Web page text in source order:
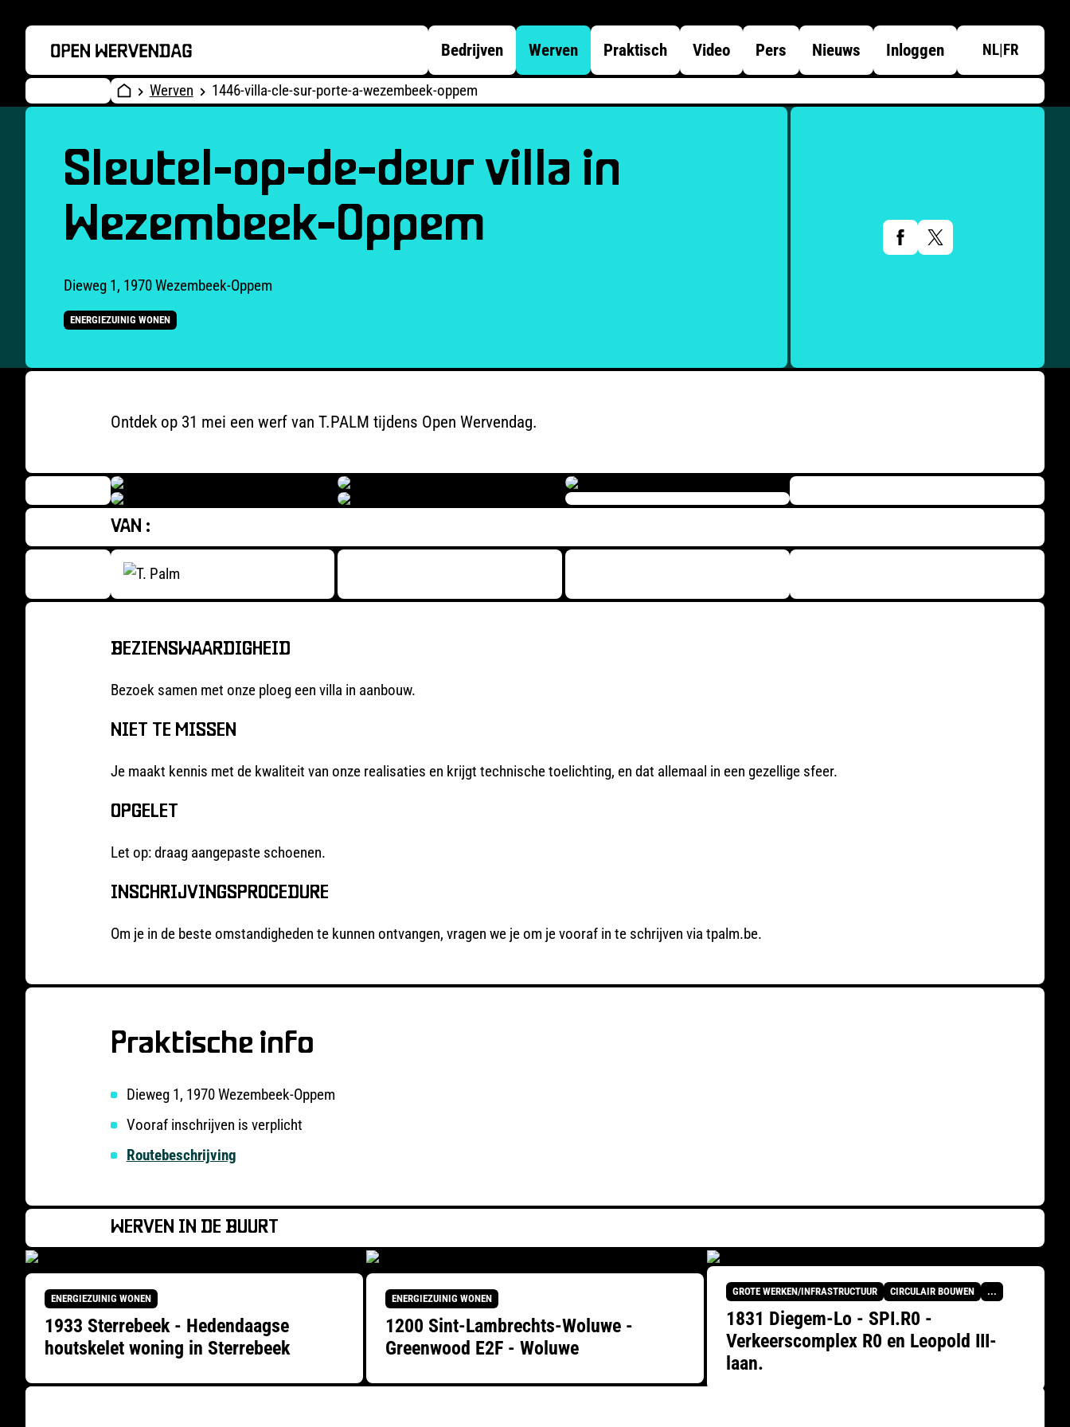
Bedrijven Werven Praktisch Video Pers Nieuws Inloggen NL|FR
Werven 1446-villa-cle-sur-porte-a-wezembeek-oppem
Sleutel-op-de-deur villa in
Wezembeek-Oppem
Dieweg 1, 1970 Wezembeek-Oppem
ENERGIEZUINIG WONEN
Ontdek op 31 mei een werf van T.PALM tijdens Open Wervendag.
VAN :
BEZIENSWAARDIGHEID
Bezoek samen met onze ploeg een villa in aanbouw.
NIET TE MISSEN
Je maakt kennis met de kwaliteit van onze realisaties en krijgt technische toelichting, en dat allemaal in een gezellige sfeer.
OPGELET
Let op: draag aangepaste schoenen.
INSCHRIJVINGSPROCEDURE
Om je in de beste omstandigheden te kunnen ontvangen, vragen we je om je vooraf in te schrijven via tpalm.be.
Praktische info
Dieweg 1, 1970 Wezembeek-Oppem
Vooraf inschrijven is verplicht
Routebeschrijving
WERVEN IN DE BUURT
ENERGIEZUINIG WONEN
1933 Sterrebeek - Hedendaagse
houtskelet woning in Sterrebeek
ENERGIEZUINIG WONEN
1200 Sint-Lambrechts-Woluwe -
Greenwood E2F - Woluwe
GROTE WERKEN/INFRASTRUCTUUR CIRCULAIR BOUWEN ...
1831 Diegem-Lo - SPI.R0 -
Verkeerscomplex R0 en Leopold III-
laan.